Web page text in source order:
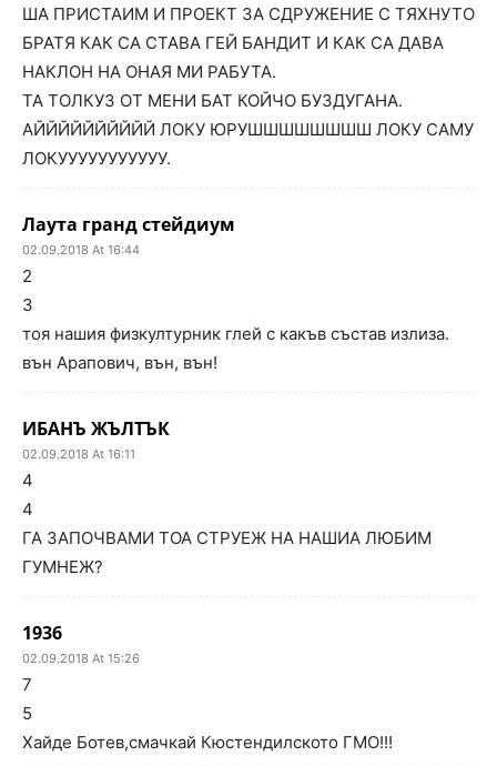
ША ПРИСТАИМ И ПРОЕКТ ЗА СДРУЖЕНИЕ С ТЯХНУТО
БРАТЯ КАК СА СТАВА ГЕЙ БАНДИТ И КАК СА ДАВА
НАКЛОН НА ОНАЯ МИ РАБУТА.
ТА ТОЛКУЗ ОТ МЕНИ БАТ КОЙЧО БУЗДУГАНА.
АЙЙЙЙЙЙЙЙЙЙ ЛОКУ ЮРУШШШШШШШШ ЛОКУ САМУ
ЛОКУУУУУУУУУУУ.
Лаута гранд стейдиум
02.09.2018 At 16:44
2
3
тоя нашия физкултурник глей с какъв състав излиза.
вън Арапович, вън, вън!
ИБАНЪ ЖЪЛТЪК
02.09.2018 At 16:11
4
4
ГА ЗАПОЧВАМИ ТОА СТРУЕЖ НА НАШИА ЛЮБИМ
ГУМНЕЖ?
1936
02.09.2018 At 15:26
7
5
Хайде Ботев,смачкай Кюстендилското ГМО!!!